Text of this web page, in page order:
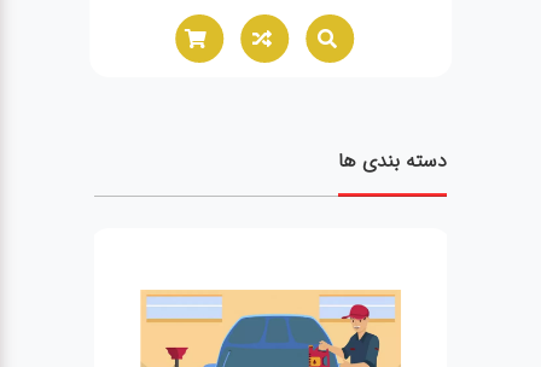
دسته بندی ها